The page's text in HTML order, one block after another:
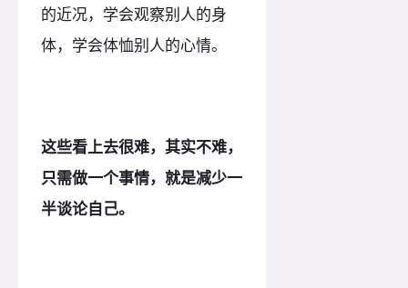
的近况，学会观察别人的身
体，学会体恤别人的心情。
这些看上去很难，其实不难，
只需做一个事情，就是减少一
半谈论自己。